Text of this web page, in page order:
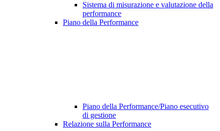
Sistema di misurazione e valutazione della
performance
Piano della Performance
Piano della Performance/Piano esecutivo
di gestione
Relazione sulla Performance